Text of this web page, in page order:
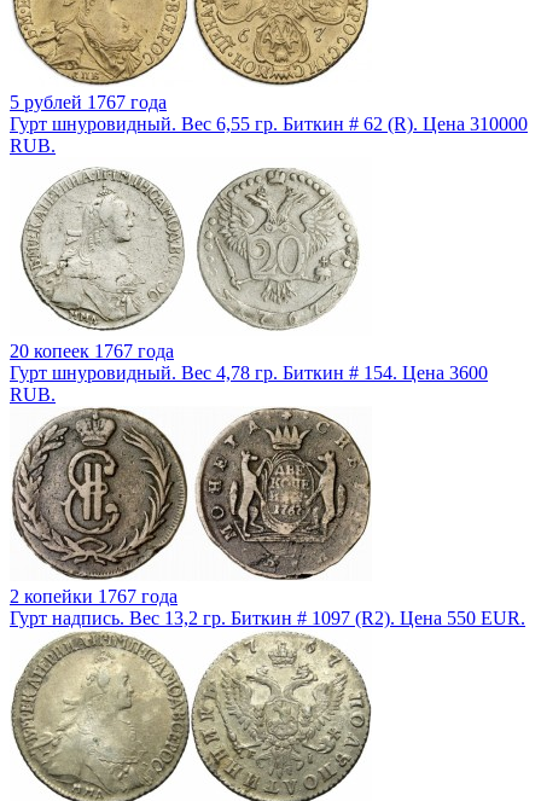
5 рублей 1767 года
Гурт шнуровидный. Вес 6,55 гр. Биткин # 62 (R). Цена 310000
RUB.
20 копеек 1767 года
Гурт шнуровидный. Вес 4,78 гр. Биткин # 154. Цена 3600
RUB.
2 копейки 1767 года
Гурт надпись. Вес 13,2 гр. Биткин # 1097 (R2). Цена 550 EUR.